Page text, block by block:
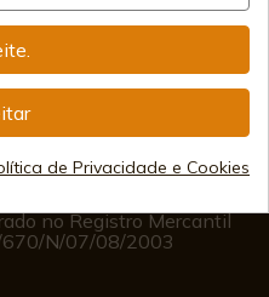
15:00
no Registro Mercantil
N/07/08/2003
de Privacidade e Cookies